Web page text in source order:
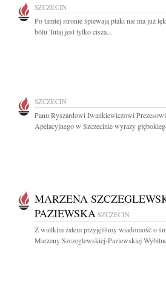
SZCZECIN
Po tamtej stronie śpiewają ptaki nie ma już
bólu Tutaj jest tylko cisza...
SZCZECIN
Panu Ryszardowi Iwankiewiczowi
Apelacyjnego w Szczecinie wyrazy
MARZENA
PAZIEWSKA SZCZECIN
Z wielkim żalem przyjęliśmy wiadomość o
Marzeny Szczeglewskiej-Paziewskiej